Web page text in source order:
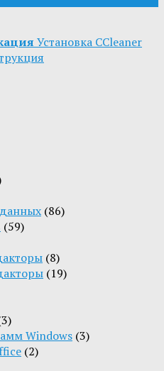
Установка CCleaner
(86)
(59)
(8)
(19)
Windows (3)
(2)